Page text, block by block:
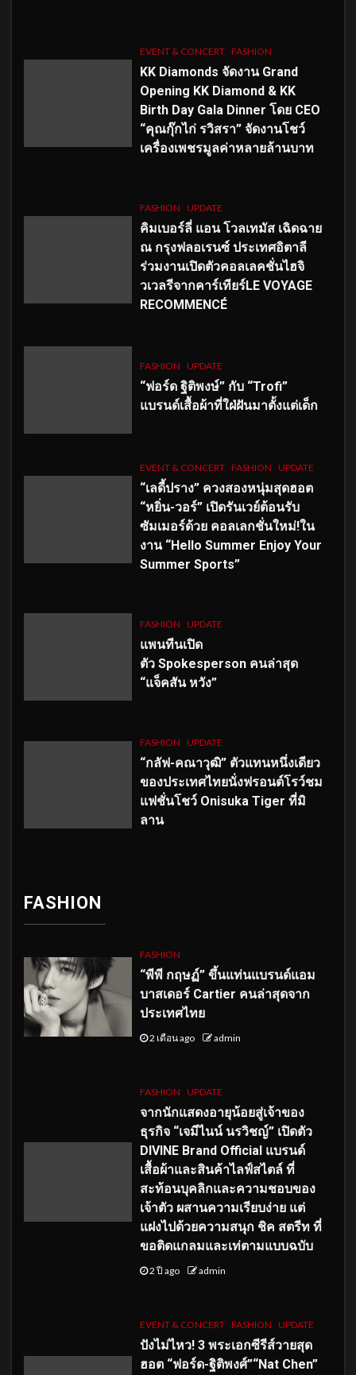
EVENT & CONCERT FASHION
KK Diamonds จัดงาน Grand
Opening KK Diamond & KK
Birth Day Gala Dinner โดย CEO
“คุณกุ๊กไก่ รวิสรา” จัดงานโชว์
เครื่องเพชรมูลค่าหลายล้านบาท
FASHION UPDATE
คิมเบอร์ลี่ แอน โวลเทมัส เฉิดฉาย
ณ กรุงฟลอเรนซ์ ประเทศอิตาลี
ร่วมงานเปิดตัวคอลเลคชั่นไฮจิ
วเวลรีจากคาร์เทียร์LE VOYAGE
RECOMMENCÉ
FASHION UPDATE
“ฟอร์ด ฐิติพงษ์” กับ “Trofi”
แบรนด์เสื้อผ้าที่ใฝ่ฝันมาตั้งแต่เด็ก
EVENT & CONCERT FASHION UPDATE
“เลดี้ปราง” ควงสองหนุ่มสุดฮอต
“หยิ่น-วอร์” เปิดรันเวย์ต้อนรับ
ซัมเมอร์ด้วย คอลเลกชั่นใหม่!ใน
งาน “Hello Summer Enjoy Your
Summer Sports”
FASHION UPDATE
แพนทีนเปิด
ตัว Spokesperson คนล่าสุด
“แจ็คสัน หวัง”
FASHION UPDATE
“กลัฟ-คณาวุฒิ” ตัวแทนหนึ่งเดียว
ของประเทศไทยนั่งฟรอนต์โรว์ชม
แฟชั่นโชว์ Onisuka Tiger ที่มิ
ลาน
FASHION
FASHION
“พีพี กฤษฏ์” ขึ้นแท่นแบรนด์แอม
บาสเดอร์ Cartier คนล่าสุดจาก
ประเทศไทย
2 เดือน ago admin
FASHION UPDATE
จากนักแสดงอายุน้อยสู่เจ้าของ
ธุรกิจ “เจมีไนน์ นรวิชญ์” เปิดตัว
DIVINE Brand Official แบรนด์
เสื้อผ้าและสินค้าไลฟ์สไตล์ ที่
สะท้อนบุคลิกและความชอบของ
เจ้าตัว ผสานความเรียบง่าย แต่
แฝงไปด้วยความสนุก ชิค สตรีท ที่
ขอติดแกลมและเท่ตามแบบฉบับ
2 ปี ago admin
EVENT & CONCERT FASHION UPDATE
ปังไม่ไหว! 3 พระเอกซีรีส์วายสุด
ฮอต “ฟอร์ด-ฐิติพงศ์”“Nat Chen”